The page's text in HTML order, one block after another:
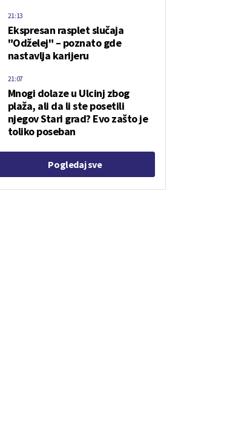
Ekspresan rasplet slučaja
"Odželej" – poznato gde
nastavlja karijeru
21:13
Mnogi dolaze u Ulcinj zbog
plaža, ali da li ste posetili
njegov Stari grad? Evo zašto je
toliko poseban
21:07
Pogledaj sve